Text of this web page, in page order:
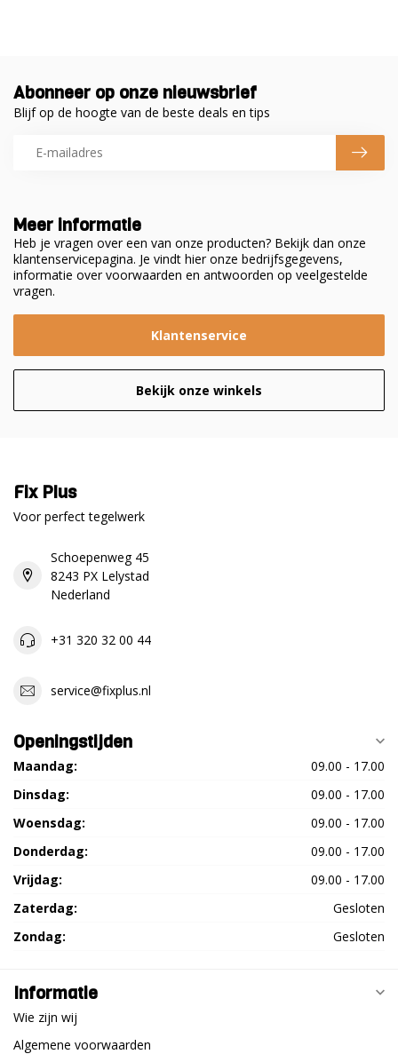
Meer informatie
Heb je vragen over een van onze producten? Bekijk dan onze
klantenservicepagina. Je vindt hier onze bedrijfsgegevens,
informatie over voorwaarden en antwoorden op veelgestelde
vragen.
Klantenservice
Bekijk onze winkels
Abonneer op onze nieuwsbrief
Blijf op de hoogte van de beste deals en tips
Fix Plus
Voor perfect tegelwerk
Schoepenweg 45
8243 PX Lelystad
Nederland
+31 320 32 00 44
service@fixplus.nl
Openingstijden
Maandag:
09.00 - 17.00
Dinsdag:
09.00 - 17.00
Woensdag:
09.00 - 17.00
Donderdag:
09.00 - 17.00
Vrijdag:
09.00 - 17.00
Zaterdag:
Gesloten
Zondag:
Gesloten
Informatie
Wie zijn wij
Algemene voorwaarden